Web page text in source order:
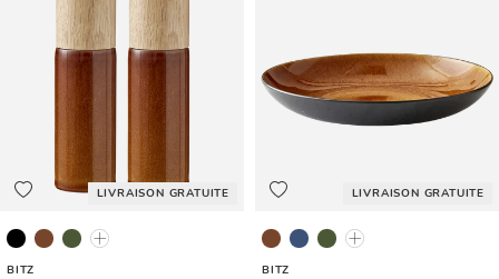
LIVRAISON GRATUITE
Mat noir
BITZ
LIVRAISON GRATUITE
Noir/Ambre
BITZ